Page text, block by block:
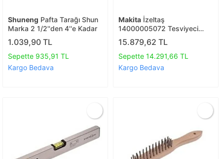
Shuneng Pafta Tarağı Shun
Marka 2 1/2''den 4''e Kadar
1.039,90 TL
Sepette 935,91 TL
Kargo Bedava
Makita İzeltaş
14000005072 Tesviyeci
Mengene 150 Mm
15.879,62 TL
Sepette 14.291,66 TL
Kargo Bedava